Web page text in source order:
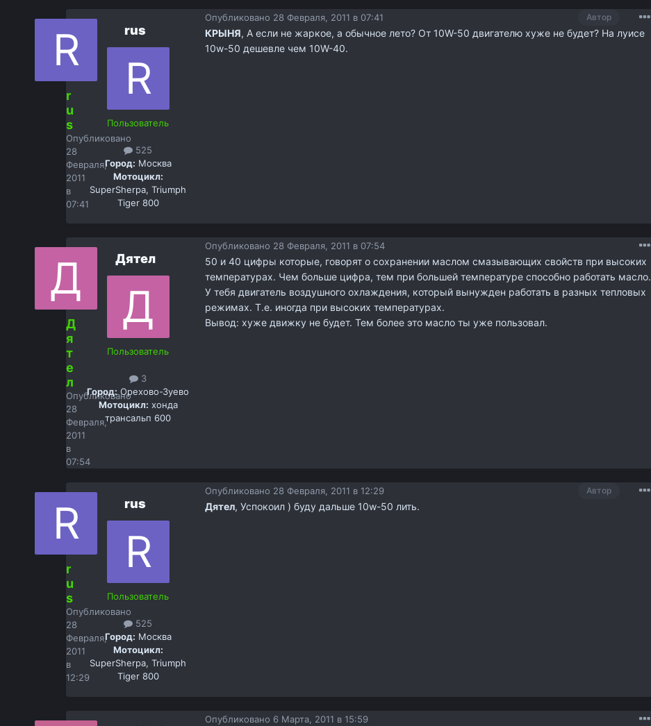
r
u
s
Опубликовано
28
Февраля,
2011
в
07:41
rus
Пользователь
525
Город: Москва
Мотоцикл:
SuperSherpa, Triumph
Tiger 800
Автор
Опубликовано 28 Февраля, 2011 в 07:41
КРЫНЯ, А если не жаркое, а обычное лето? От 10W-50 двигателю хуже не будет? На луисе
10w-50 дешевле чем 10W-40.
Д
я
т
е
л
Опубликовано
28
Февраля,
2011
в
07:54
Дятел
Пользователь
3
Город:Орехово-Зуево
Мотоцикл: хонда
трансальп 600
Опубликовано 28 Февраля, 2011 в 07:54
50 и 40 цифры которые, говорят о сохранении маслом смазывающих свойств при высоких
температурах. Чем больше цифра, тем при большей температуре способно работать масло.
У тебя двигатель воздушного охлаждения, который вынужден работать в разных тепловых
режимах. Т.е. иногда при высоких температурах.
Вывод: хуже движку не будет. Тем более это масло ты уже пользовал.
r
u
s
Опубликовано
28
Февраля,
2011
в
12:29
rus
Пользователь
525
Город: Москва
Мотоцикл:
SuperSherpa, Triumph
Tiger 800
Автор
Опубликовано 28 Февраля, 2011 в 12:29
Дятел, Успокоил ) буду дальше 10w-50 лить.
Опубликовано 6 Марта, 2011 в 15:59